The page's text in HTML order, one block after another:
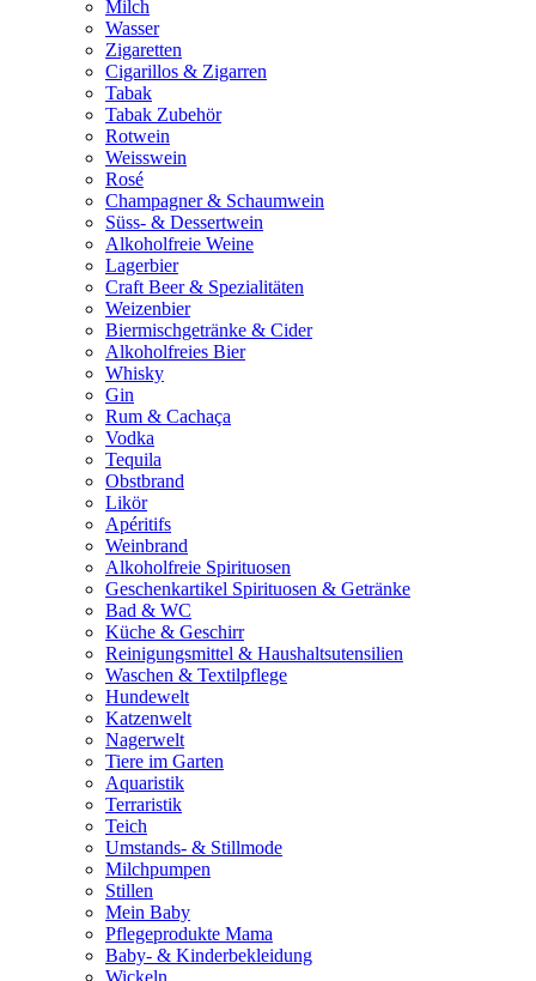
Milch
Wasser
Zigaretten
Cigarillos & Zigarren
Tabak
Tabak Zubehör
Rotwein
Weisswein
Rosé
Champagner & Schaumwein
Süss- & Dessertwein
Alkoholfreie Weine
Lagerbier
Craft Beer & Spezialitäten
Weizenbier
Biermischgetränke & Cider
Alkoholfreies Bier
Whisky
Gin
Rum & Cachaça
Vodka
Tequila
Obstbrand
Likör
Apéritifs
Weinbrand
Alkoholfreie Spirituosen
Geschenkartikel Spirituosen & Getränke
Bad & WC
Küche & Geschirr
Reinigungsmittel & Haushaltsutensilien
Waschen & Textilpflege
Hundewelt
Katzenwelt
Nagerwelt
Tiere im Garten
Aquaristik
Terraristik
Teich
Umstands- & Stillmode
Milchpumpen
Stillen
Mein Baby
Pflegeprodukte Mama
Baby- & Kinderbekleidung
Wickeln